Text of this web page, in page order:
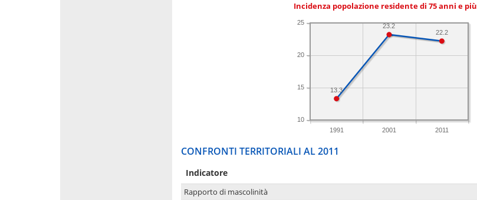
Incidenza popolazione residente di 75 anni e più
1991 2001 2011
10
15
20
25
22.2
23.2
13.3
CONFRONTI TERRITORIALI AL 2011
Indicatore
Rapporto di mascolinità